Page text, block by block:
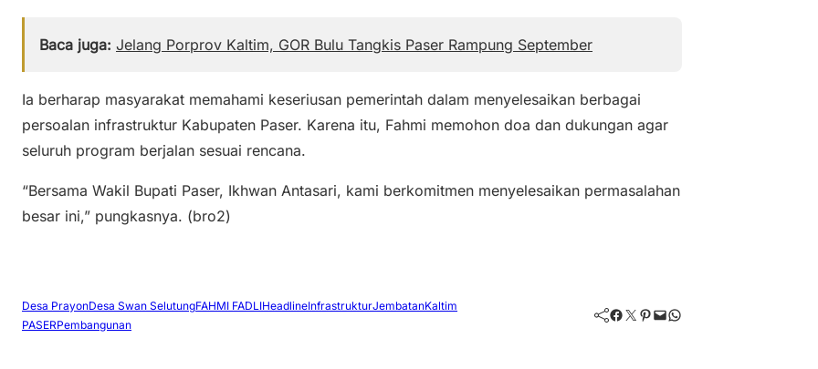
Baca juga: Jelang Porprov Kaltim, GOR Bulu Tangkis Paser Rampung September
Ia berharap masyarakat memahami keseriusan pemerintah dalam menyelesaikan berbagai
persoalan infrastruktur Kabupaten Paser. Karena itu, Fahmi memohon doa dan dukungan agar
seluruh program berjalan sesuai rencana.
“Bersama Wakil Bupati Paser, Ikhwan Antasari, kami berkomitmen menyelesaikan permasalahan
besar ini,” pungkasnya. (bro2)
Desa PrayonDesa Swan SelutungFAHMI FADLIHeadlineInfrastrukturJembatanKaltim
PASERPembangunan
Facebook Twitter Pinterest Mail WhatsApp